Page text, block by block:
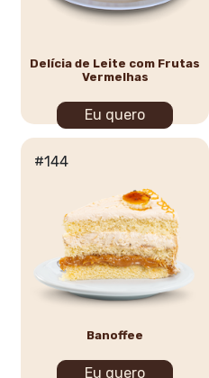
Delícia de Leite com Frutas
Vermelhas
Eu quero
#144
Banoffee
Eu quero